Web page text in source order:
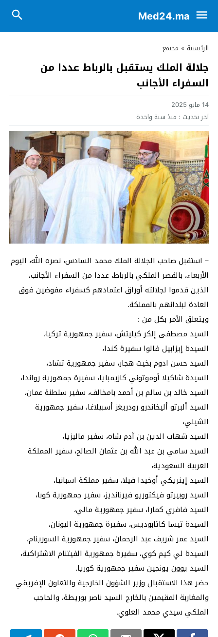
Med24.ma
الرئيسية » مجتمع
جلالة الملك يستقبل بالرباط عددا من
السفراء الأجانب
14 مايو 2025
آخر تحديث : منذ سنة واحدة
– استقبل صاحب الجلالة الملك محمد السادس، نصره الله، اليوم
الأربعاء، بالقصر الملكي بالرباط، عددا من السفراء الأجانب،
الذين قدموا لجلالته أوراق اعتمادهم كسفراء مفوضين فوق
العادة لبلدانهم بالمملكة.
ويتعلق الأمر بكل من :
السيد مصطفى إلكر كيليتش، سفير جمهورية تركيا،
السيدة إيزابيل فالوا سفيرة كندا،
السيد حسن ادوم بخيت هجار، سفير جمهورية تشاد،
السيدة شاكيلا أوموتوني كازيمبايا، سفيرة جمهورية رواندا،
السيد خالد بن سالم بن أحمد بامخالف، سفير سلطنة عمان،
السيد ألبرتو أليخاندرو رودريغز أسبيلاغا، سفير جمهورية
الشيلي،
السيد شهاب الدين بن آدم شاه، سفير ماليزيا،
السيد سامي بن عبد الله بن عثمان الصالح، سفير المملكة
العربية السعودية،
السيد إينريكي أوخيدا فيلا، سفير مملكة اسبانيا،
السيد روبيرتو فيكتوريو فيرنانديز، سفير جمهورية كوبا،
السيد فافري كمارا، سفير جمهورية مالي،
السيدة تيسا كاتابوديس، سفيرة جمهورية اليونان،
السيد عمر شريف عبد الرحمان، سفير جمهورية السورينام،
السيدة لي كيم كوي، سفيرة جمهورية الفيتنام الاشتراكية،
السيد يوون يونجين سفير جمهورية كوريا.
حضر هذا الاستقبال وزير الشؤون الخارجية والتعاون الإفريقي
والمغاربة المقيمين بالخارج السيد ناصر بوريطة، والحاجب
الملكي سيدي محمد العلوي.